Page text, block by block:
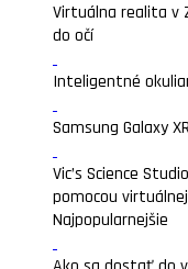
Virtuálna realita v
do očí
Inteligentné
Samsung Galaxy
Vic’s Science
pomocou
Najpopularnejšie